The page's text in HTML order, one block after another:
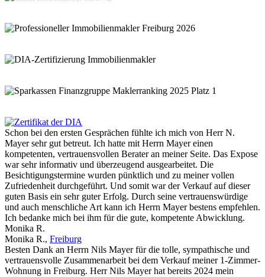
Schon bei den ersten Gesprächen fühlte ich mich von Herr N.
Mayer sehr gut betreut. Ich hatte mit Herrn Mayer einen
kompetenten, vertrauensvollen Berater an meiner Seite. Das Expose
war sehr informativ und überzeugend ausgearbeitet. Die
Besichtigungstermine wurden pünktlich und zu meiner vollen
Zufriedenheit durchgeführt. Und somit war der Verkauf auf dieser
guten Basis ein sehr guter Erfolg. Durch seine vertrauenswürdige
und auch menschliche Art kann ich Herrn Mayer bestens empfehlen.
Ich bedanke mich bei ihm für die gute, kompetente Abwicklung.
Monika R.
Monika R., Freiburg
Besten Dank an Herrn Nils Mayer für die tolle, sympathische und
vertrauensvolle Zusammenarbeit bei dem Verkauf meiner 1-Zimmer-
Wohnung in Freiburg. Herr Nils Mayer hat bereits 2024 mein